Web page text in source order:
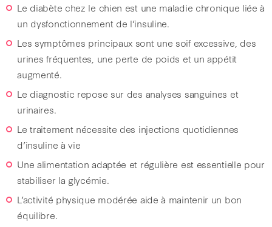
Le diabète chez le chien est une maladie chronique liée à
un dysfonctionnement de l’insuline.
Les symptômes principaux sont une soif excessive, des
urines fréquentes, une perte de poids et un appétit
augmenté.
Le diagnostic repose sur des analyses sanguines et
urinaires.
Le traitement nécessite des injections quotidiennes
d’insuline à vie
Une alimentation adaptée et régulière est essentielle pour
stabiliser la glycémie.
L’activité physique modérée aide à maintenir un bon
équilibre.